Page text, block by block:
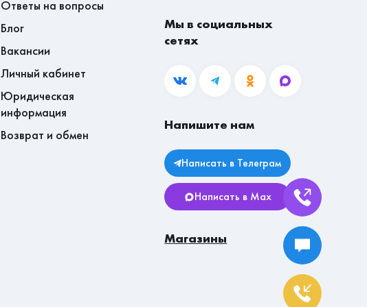
Ответы на вопросы
Блог
Вакансии
Личный кабинет
Юридическая
информация
Возврат и обмен
Мы в социальных
сетях
Напишите нам
Написать в Телеграм
Написать в Max
Магазины